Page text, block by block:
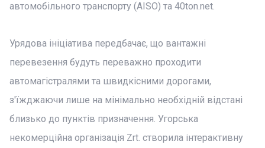
автомобільного транспорту (AISО) та 40ton.net.
Урядова ініціатива передбачає, що вантажні
перевезення будуть переважно проходити
автомагістралями та швидкісними дорогами,
з'їжджаючи лише на мінімально необхідній відстані
близько до пунктів призначення. Угорська
некомерційна організація Zrt. створила інтерактивну